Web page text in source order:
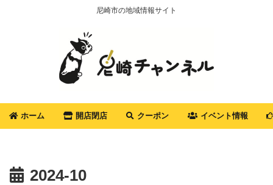
尼崎市の地域情報サイト
ホーム 開店閉店 クーポン イベント情報
2024-10